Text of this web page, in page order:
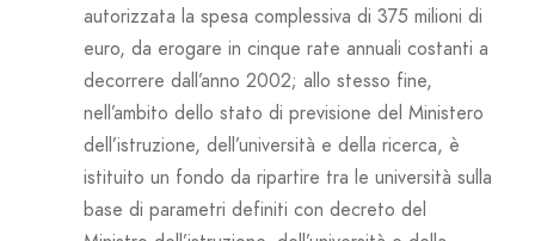
autorizzata la spesa complessiva di 375 milioni di
euro, da erogare in cinque rate annuali costanti a
decorrere dall’anno 2002; allo stesso fine,
nell’ambito dello stato di previsione del Ministero
dell’istruzione, dell’università e della ricerca, è
istituito un fondo da ripartire tra le università sulla
base di parametri definiti con decreto del